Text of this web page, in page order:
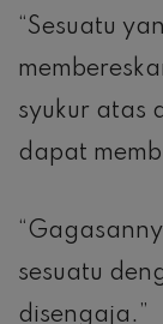
“Sesuatu
syukur atas
dapat
sesuatu
disengaja.”